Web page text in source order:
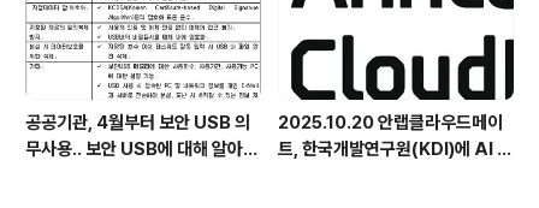
공공기관, 4월부터 보안 USB 의
무사용.. 보안 USB에 대해 알아봅
2025.10.20 안랩클라우드메이
트, 한국개발연구원(KDI)에 AI 어